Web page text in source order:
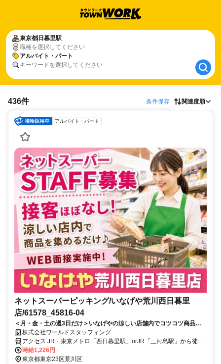
東京都 日暮里駅
職種を選択してください
アルバイト・パート
キーワードを選択してください
東京都 日暮里駅
アルバイト・パート
436件 条件保存 関連度順
アルバイト・パート
ネットスーパーピッキング/いなげや荒川西日暮里
店/61578_45816-04
＜月・金・土の週3日だけ＞いなげやの涼しい店舗内でコツコツ商品集
め♪15時終わりで家庭とも両立しやすい！
株式会社ワールドスタッフィング
アクセス JR・東京メトロ「西日暮里駅」orJR「三河島駅」から徒歩
約5分
時給1,226円
東京都東京23区荒川区